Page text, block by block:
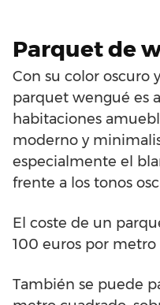
Parquet de
Con su color oscuro
parquet wengué es
habitaciones
moderno y
especialmente el
frente a los tonos
El coste de un
100 euros por metro
También se puede